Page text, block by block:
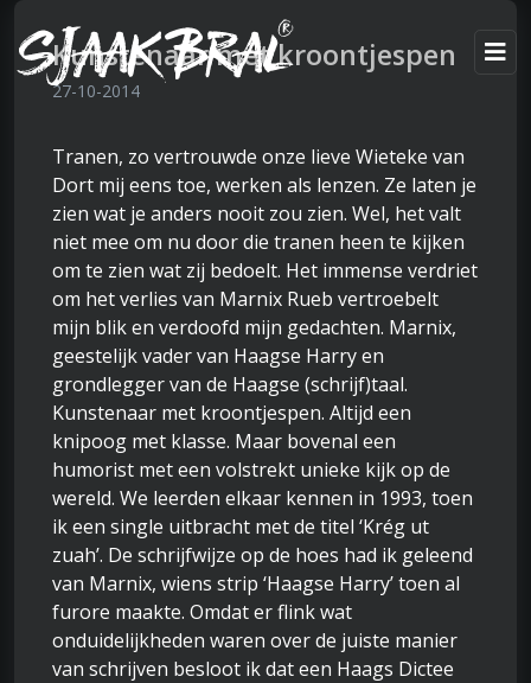
Kunstenaar met kroontjespen
27-10-2014
Tranen, zo vertrouwde onze lieve Wieteke van
Dort mij eens toe, werken als lenzen. Ze laten je
zien wat je anders nooit zou zien. Wel, het valt
niet mee om nu door die tranen heen te kijken
om te zien wat zij bedoelt. Het immense verdriet
om het verlies van Marnix Rueb vertroebelt
mijn blik en verdoofd mijn gedachten. Marnix,
geestelijk vader van Haagse Harry en
grondlegger van de Haagse (schrijf)taal.
Kunstenaar met kroontjespen. Altijd een
knipoog met klasse. Maar bovenal een
humorist met een volstrekt unieke kijk op de
wereld. We leerden elkaar kennen in 1993, toen
ik een single uitbracht met de titel ‘Krég ut
zuah’. De schrijfwijze op de hoes had ik geleend
van Marnix, wiens strip ‘Haagse Harry’ toen al
furore maakte. Omdat er flink wat
onduidelijkheden waren over de juiste manier
van schrijven besloot ik dat een Haags Dictee